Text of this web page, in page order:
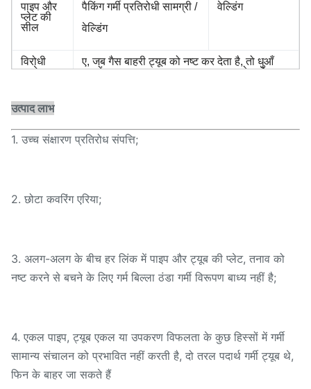
पाइप और
प्लेट की
सील
पैकिंग गर्मी प्रतिरोधी सामग्री /
वेल्डिंग
वेल्डिंग
विरोधी
पहने हुए
ए, जब गैस बाहरी ट्यूब को नष्ट कर देता है, तो धुआँ
ट्यूबों का स्वागत करना सुरक्षात्मक टाइल होता है
उत्पाद लाभ
1. उच्च संक्षारण प्रतिरोध संपत्ति;
2. छोटा कवरिंग एरिया;
3. अलग-अलग के बीच हर लिंक में पाइप और ट्यूब की प्लेट, तनाव को
नष्ट करने से बचने के लिए गर्म बिल्ला ठंडा गर्मी विरूपण बाध्य नहीं है;
4. एकल पाइप, ट्यूब एकल या उपकरण विफलता के कुछ हिस्सों में गर्मी
सामान्य संचालन को प्रभावित नहीं करती है, दो तरल पदार्थ गर्मी ट्यूब थे,
फिन के बाहर जा सकते हैं